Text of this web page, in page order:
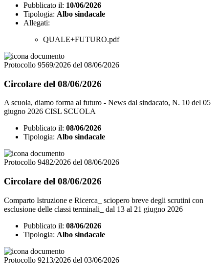
Pubblicato il: 10/06/2026
Tipologia: Albo sindacale
Allegati:
QUALE+FUTURO.pdf
Protocollo 9569/2026 del 08/06/2026
Circolare del 08/06/2026
A scuola, diamo forma al futuro - News dal sindacato, N. 10 del 05
giugno 2026 CISL SCUOLA
Pubblicato il: 08/06/2026
Tipologia: Albo sindacale
Protocollo 9482/2026 del 08/06/2026
Circolare del 08/06/2026
Comparto Istruzione e Ricerca_ sciopero breve degli scrutini con
esclusione delle classi terminali_ dal 13 al 21 giugno 2026
Pubblicato il: 08/06/2026
Tipologia: Albo sindacale
Protocollo 9213/2026 del 03/06/2026